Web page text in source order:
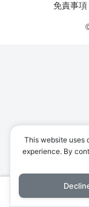
免責事項
ホーム
This website uses
experience. By